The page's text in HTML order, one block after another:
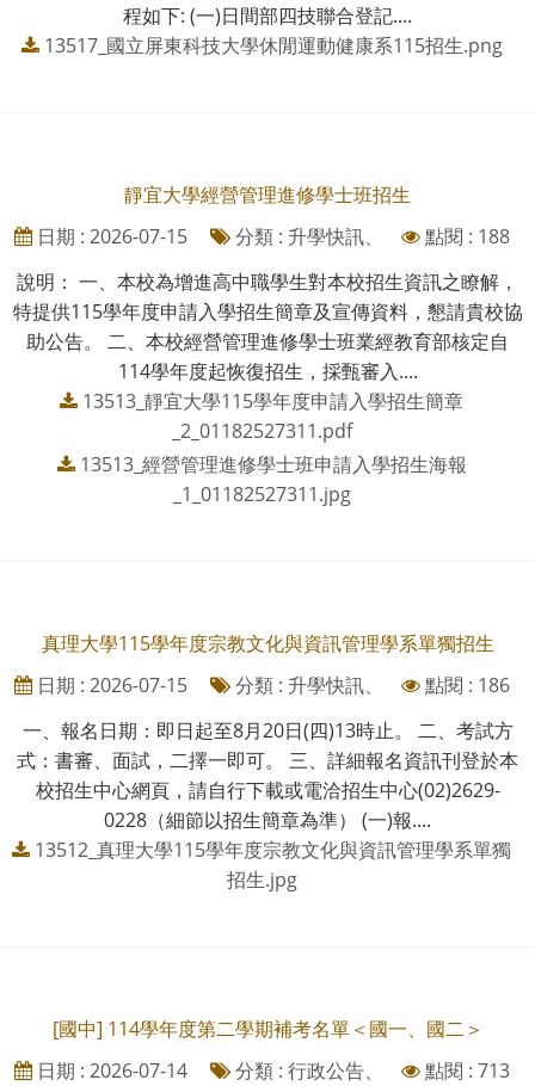
程如下: (一)日間部四技聯合登記....
13517_國立屏東科技大學休閒運動健康系115招生.png
靜宜大學經營管理進修學士班招生
日期 : 2026-07-15
分類 : 升學快訊、
點閱 : 188
說明： 一、本校為增進高中職學生對本校招生資訊之瞭解，
特提供115學年度申請入學招生簡章及宣傳資料，懇請貴校協
助公告。 二、本校經營管理進修學士班業經教育部核定自
114學年度起恢復招生，採甄審入....
13513_靜宜大學115學年度申請入學招生簡章
_2_01182527311.pdf
13513_經營管理進修學士班申請入學招生海報
_1_01182527311.jpg
真理大學115學年度宗教文化與資訊管理學系單獨招生
日期 : 2026-07-15
分類 : 升學快訊、
點閱 : 186
一、報名日期：即日起至8月20日(四)13時止。 二、考試方
式：書審、面試，二擇一即可。 三、詳細報名資訊刊登於本
校招生中心網頁，請自行下載或電洽招生中心(02)2629-
0228（細節以招生簡章為準） (一)報....
13512_真理大學115學年度宗教文化與資訊管理學系單獨
招生.jpg
[國中] 114學年度第二學期補考名單＜國一、國二＞
日期 : 2026-07-14
分類 : 行政公告、
點閱 : 713